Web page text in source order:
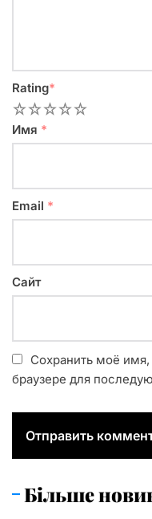
Rating*
5
4
3
2
Имя *
Email *
Сайт
Сохранить моё имя,
браузере для
Більше